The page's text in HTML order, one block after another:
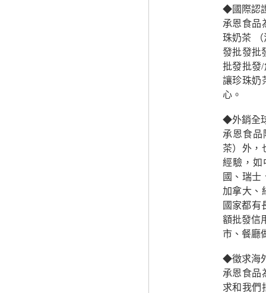
◆國際認
承恩食品
珠奶茶
發批發批
批發批發
讓珍珠奶
心。
◆外銷全
承恩食品
茶）外，
經驗，如
國、瑞士
加拿大、
國家都有
額批發信
市、餐廳
◆徵求海
承恩食品
求和我們